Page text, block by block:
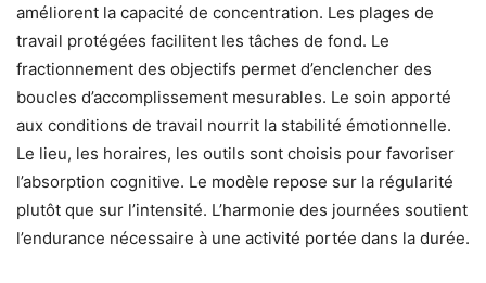
améliorent la capacité de concentration. Les plages de
travail protégées facilitent les tâches de fond. Le
fractionnement des objectifs permet d’enclencher des
boucles d’accomplissement mesurables. Le soin apporté
aux conditions de travail nourrit la stabilité émotionnelle.
Le lieu, les horaires, les outils sont choisis pour favoriser
l’absorption cognitive. Le modèle repose sur la régularité
plutôt que sur l’intensité. L’harmonie des journées soutient
l’endurance nécessaire à une activité portée dans la durée.